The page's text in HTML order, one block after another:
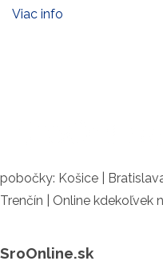
Viac info
pobočky: Košice |
Trenčín | Online kdekoľvek
SroOnline.sk